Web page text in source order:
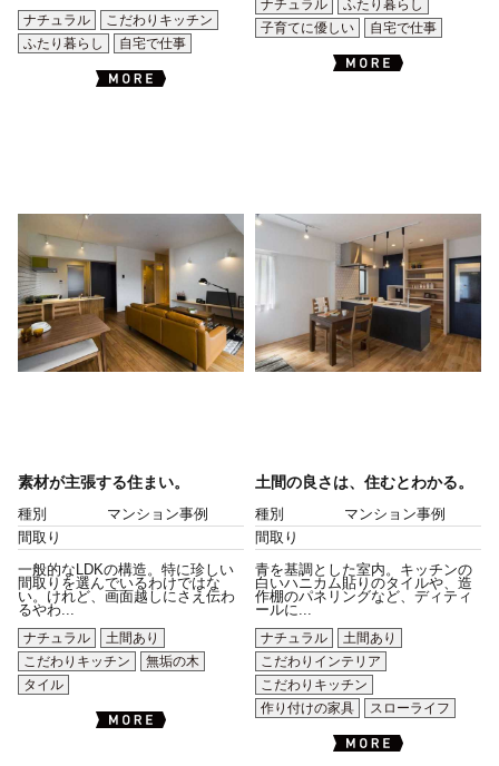
ナチュラル
こだわりキッチン
ふたり暮らし
自宅で仕事
ナチュラル
ふたり暮らし
子育てに優しい
自宅で仕事
素材が主張する住まい。
種別
マンション事例
間取り
一般的なLDKの構造。特に珍しい
間取りを選んでいるわけではな
い。けれど、画面越しにさえ伝わ
るやわ...
ナチュラル
土間あり
こだわりキッチン
無垢の木
タイル
土間の良さは、住むとわかる。
種別
マンション事例
間取り
青を基調とした室内。キッチンの
白いハニカム貼りのタイルや、造
作棚のパネリングなど、ディティ
ールに...
ナチュラル
土間あり
こだわりインテリア
こだわりキッチン
作り付けの家具
スローライフ